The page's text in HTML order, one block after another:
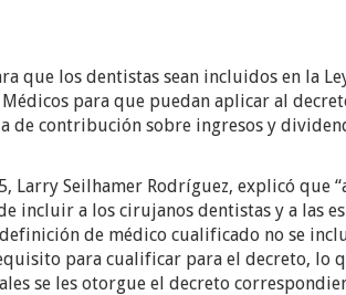
que los dentistas sean incluidos en la
Médicos para que puedan aplicar al
de contribución sobre ingresos y
Larry Seilhamer Rodríguez, explicó que
incluir a los cirujanos dentistas y a las
de médico cualificado no se
para cualificar para el decreto, lo
se les otorgue el decreto